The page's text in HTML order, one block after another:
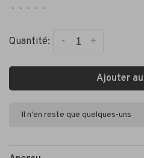
• • • • •
Quantité: +
-
Ajouter
Il n'en reste que quelques-uns